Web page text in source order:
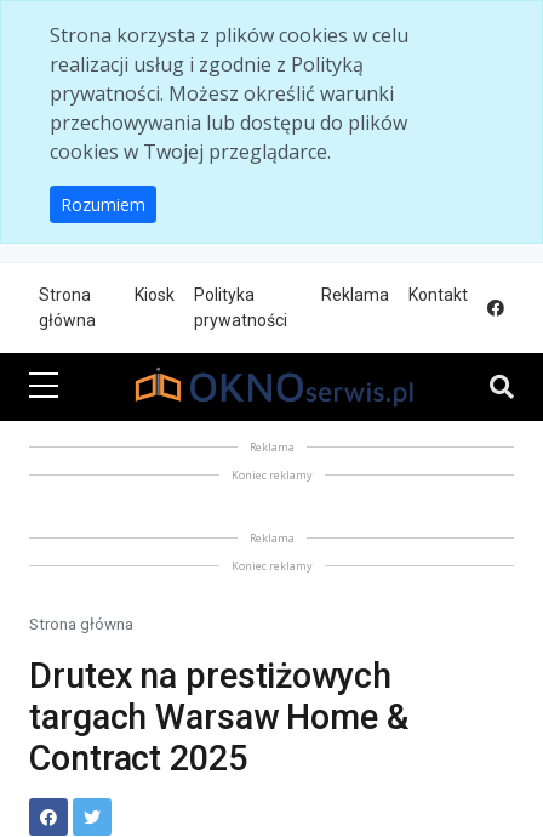
Strona korzysta z plików cookies w celu
realizacji usług i zgodnie z Polityką
prywatności. Możesz określić warunki
przechowywania lub dostępu do plików
cookies w Twojej przeglądarce.
Rozumiem
Strona
główna
Kiosk
Polityka
prywatności
Reklama Kontakt
Reklama
Koniec reklamy
Reklama
Koniec reklamy
Strona główna
Drutex na prestiżowych
targach Warsaw Home &
Contract 2025